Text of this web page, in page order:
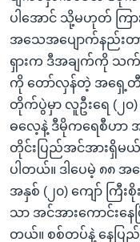
ပါအောင် သို့မဟုတ် ကြာ
အသေအပျောက်နည်းတ
ရှားက ဒီအချက်ကို သက်
ကို တော်လှန်တဲ့ အရှေ့တီ
တိုက်ပွဲမှာ လူဦးရေ (၂၀)
ဓလေ့နဲ့ ဒီမိုကရေစီဟာ
တိုင်းပြည်အင်အားရှိမယ်
ပါတယ်။ ဒါပေမဲ့ ၈၈ အ
အနှစ် (၂၀) ကျော် ကြီး
သာ အင်အားကောင်းနေ
တယ်။ စစ်တပ်နဲ့ နေပြ